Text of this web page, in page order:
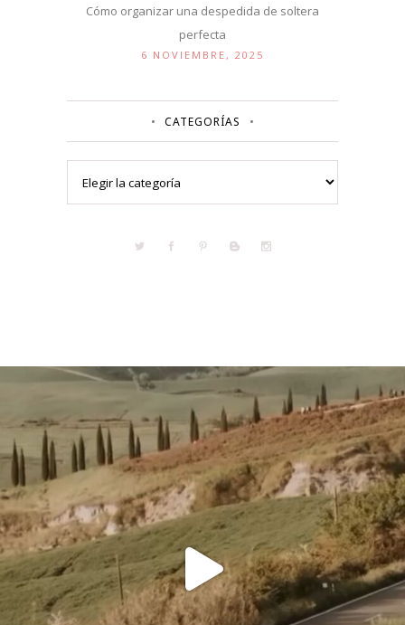
Cómo organizar una despedida de soltera
perfecta
6 NOVIEMBRE, 2025
CATEGORÍAS